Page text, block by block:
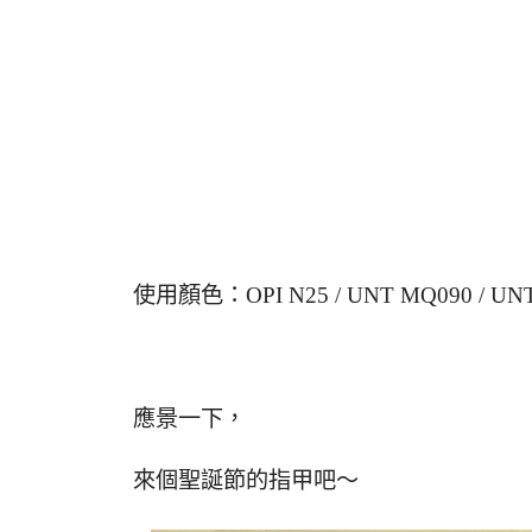
使用顏色：OPI N25 / UNT MQ090 /
應景一下，
來個聖誕節的指甲吧～